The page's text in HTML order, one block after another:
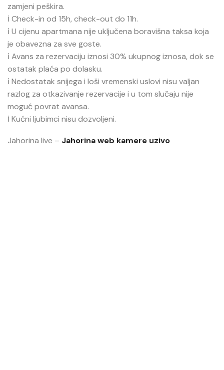
zamjeni peškira.
ℹ️ Check-in od 15h, check-out do 11h.
ℹ️ U cijenu apartmana nije uključena boravišna taksa koja
je obavezna za sve goste.
ℹ️ Avans za rezervaciju iznosi 30% ukupnog iznosa, dok se
ostatak plaća po dolasku.
ℹ️ Nedostatak snijega i loši vremenski uslovi nisu valjan
razlog za otkazivanje rezervacije i u tom slučaju nije
moguć povrat avansa.
ℹ️ Kućni ljubimci nisu dozvoljeni.
Jahorina live – Jahorina web kamere uzivo